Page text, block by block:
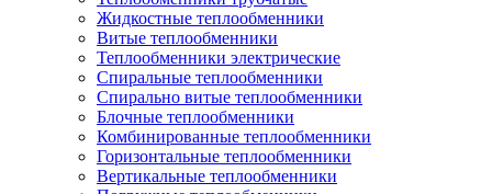
Жидкостные теплообменники
Витые теплообменники
Теплообменники электрические
Спиральные теплообменники
Спирально витые теплообменники
Блочные теплообменники
Комбинированные теплообменники
Горизонтальные теплообменники
Вертикальные теплообменники